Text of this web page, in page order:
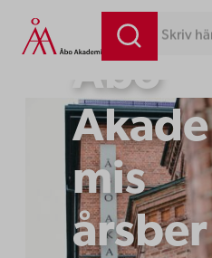
Hoppa
till
här det du söker efter!
Åbo
Akade
mis
årsber